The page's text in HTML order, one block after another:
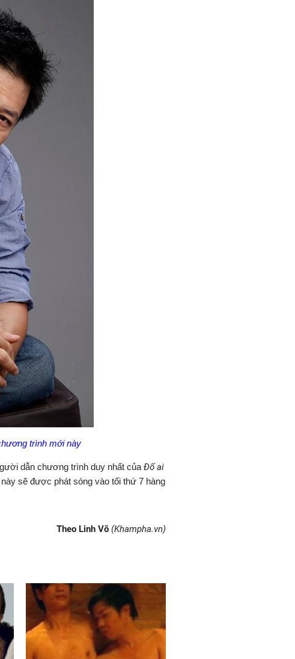
trình mới này
dẫn chương trình duy nhất củaĐố ai
sẽ được phát sóng vào tối thứ 7 hàng
Theo Linh Võ (Khampha.vn)